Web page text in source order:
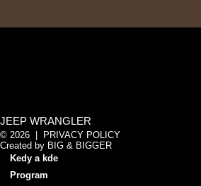
JEEP WRANGLER
© 2026 |
PRIVACY POLICY
Created by BIG & BIGGER
Kedy a kde
Program